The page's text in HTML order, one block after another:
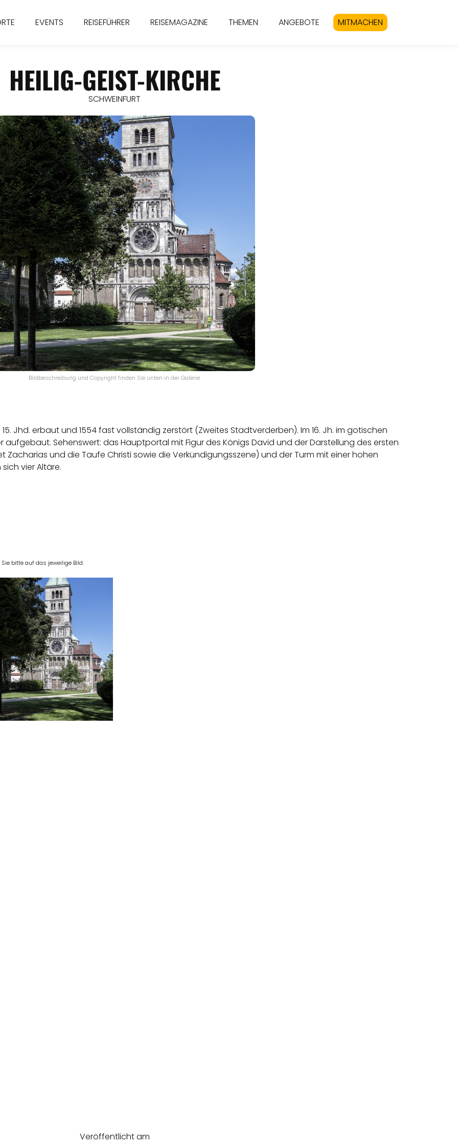
EVENTS REISEFÜHRER REISEMAGAZINE THEMEN ANGEBOTE MITMACHEN
HEILIG-GEIST-KIRCHE
SCHWEINFURT
Bildbeschreibung und Copyright finden Sie unten in der Galerie.
Jhd. erbaut und 1554 fast vollständig zerstört (Zweites Stadtverderben). Im 16. Jh. im gotischen
aufgebaut. Sehenswert: das Hauptportal mit Figur des Königs David und der Darstellung des ersten
Zacharias und die Taufe Christi sowie die Verkündigungsszene) und der Turm mit einer hohen
vier Altäre.
bitte auf das jeweilige Bild.
Veröffentlicht am